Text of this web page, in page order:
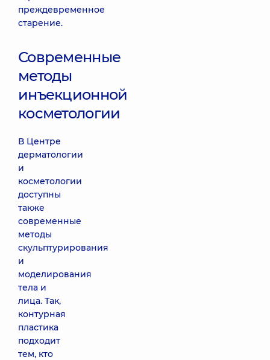
преждевременное
старение.
Современные
методы
инъекционной
косметологии
В Центре
дерматологии
и
косметологии
доступны
также
современные
методы
скульптурирования
и
моделирования
тела и
лица. Так,
контурная
пластика
подходит
тем, кто